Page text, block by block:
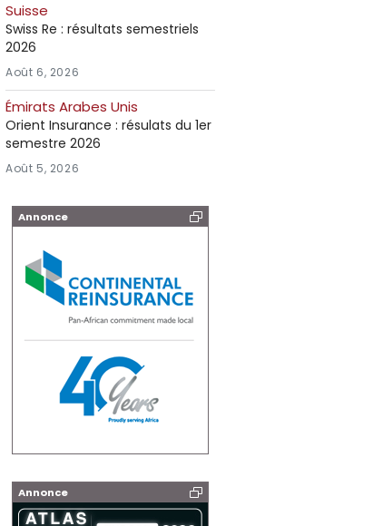
Suisse
Swiss Re : résultats semestriels
2026
Août 6, 2026
Émirats Arabes Unis
Orient Insurance : résulats du 1er
semestre 2026
Août 5, 2026
Annonce
Annonce